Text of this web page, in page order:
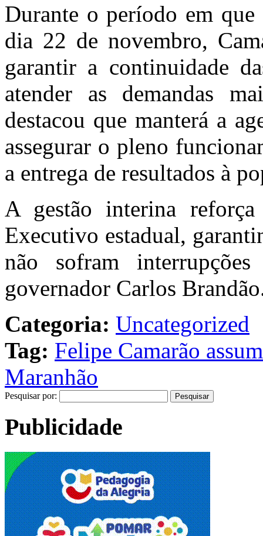
Durante o período em
dia 22 de novembro,
garantir a continuidade
atender as demandas
destacou que manterá a
assegurar o pleno
a entrega de resultados à
A gestão interina
Executivo estadual,
não sofram
governador Carlos
Categoria: Uncategorized
Tag: Felipe Camarão
Maranhão
Pesquisar por:
Publicidade